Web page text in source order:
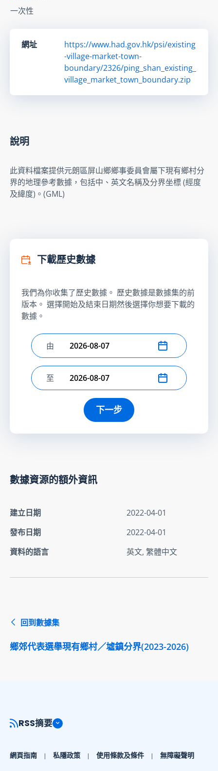
一次性
網址
https://www.had.gov.hk/psi/existing
-village-market-town-
boundary/2326/ping_shan_existing_
village_market_town_boundary.zip
說明
此資料檔案提供元朗區屏山鄉鄉事委員會屬下現有鄉村分
界的地理參考數據，包括中、英文名稱及分界坐標 (經度
及緯度)。(GML)
下載歷史數據
我們為你收集了歷史數據。 歷史數據是數據集的前
版本。 選擇開始及結束日期然後選擇你想要下載的
數據。
選擇開始日期
由
選擇結束日期
至
下一步
數據資源的額外資訊
建立日期
2022-04-01
發布日期
2022-04-01
資料的語言
英文, 繁體中文
回到數據集
鄉郊代表選舉現有鄉村／墟鎮分界(2023-2026)
RSS摘要
網頁指南 私隱政策 使用條款及條件 無障礙聲明